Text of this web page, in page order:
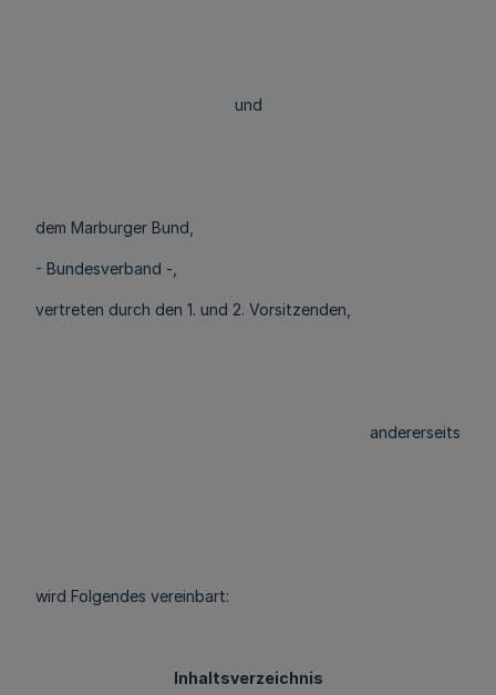
und
dem Marburger Bund,
- Bundesverband -,
vertreten durch den 1. und 2. Vorsitzenden,
andererseits
wird Folgendes vereinbart:
Inhaltsverzeichnis